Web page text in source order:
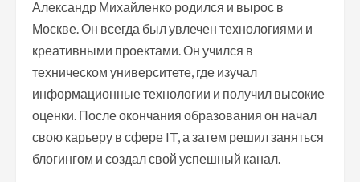
Александр Михайленко родился и вырос в
Москве. Он всегда был увлечен технологиями и
креативными проектами. Он учился в
техническом университете, где изучал
информационные технологии и получил высокие
оценки. После окончания образования он начал
свою карьеру в сфере IT, а затем решил заняться
блогингом и создал свой успешный канал.